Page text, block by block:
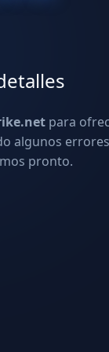
para
algunos
pronto.